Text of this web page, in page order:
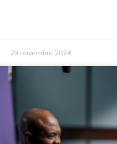
29 novembre 2024